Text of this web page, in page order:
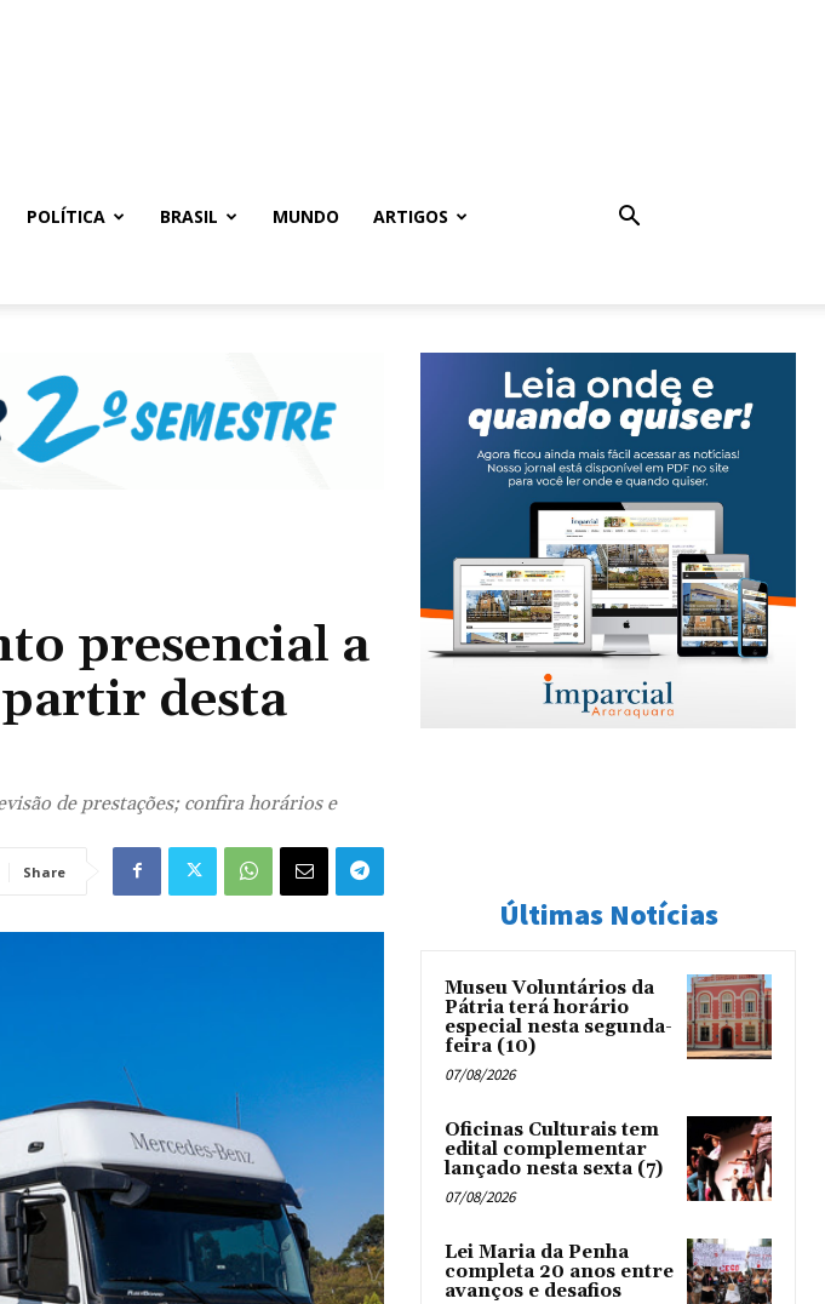
POLÍTICA BRASIL MUNDO ARTIGOS
presencial a
desta
de prestações; confira horários e
Share
Últimas Notícias
Museu Voluntários da
Pátria terá horário
especial nesta segunda-
feira (10)
07/08/2026
Oficinas Culturais tem
edital complementar
lançado nesta sexta (7)
07/08/2026
Lei Maria da Penha
completa 20 anos entre
avanços e desafios